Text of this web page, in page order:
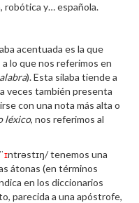
robótica y… española.
acentuada es la que
lo que nos referimos en
). Esta sílaba tiende a
veces también presenta
con una nota más alta o
léxico, nos referimos al
ɪntrəstɪŋ/ tenemos una
átonas (en términos
en los diccionarios
parecida a una apóstrofe,